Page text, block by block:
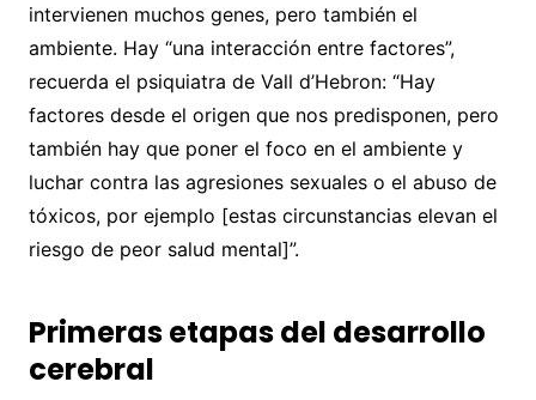
intervienen muchos genes, pero también el
ambiente. Hay “una interacción entre factores”,
recuerda el psiquiatra de Vall d’Hebron: “Hay
factores desde el origen que nos predisponen, pero
también hay que poner el foco en el ambiente y
luchar contra las agresiones sexuales o el abuso de
tóxicos, por ejemplo [estas circunstancias elevan el
riesgo de peor salud mental]”.
Primeras etapas del desarrollo
cerebral